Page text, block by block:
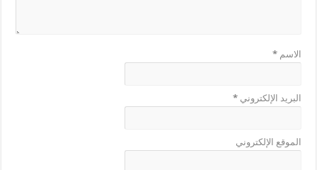
الاسم*
البريد الإلكتروني*
الموقع الإلكتروني